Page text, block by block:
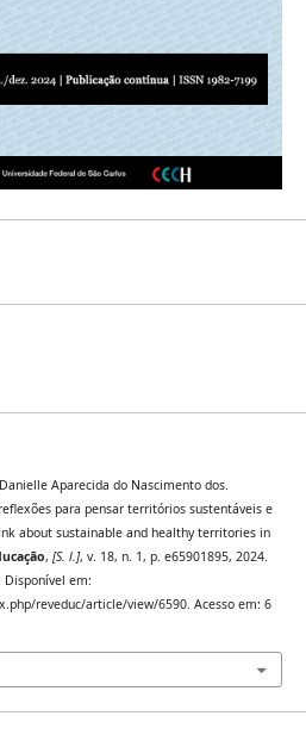
Aparecida do Nascimento dos.
para pensar territórios sustentáveis e
about sustainable and healthy territories in
, [S. l.], v. 18, n. 1, p. e65901895, 2024.
Disponível em:
reveduc/article/view/6590. Acesso em: 6